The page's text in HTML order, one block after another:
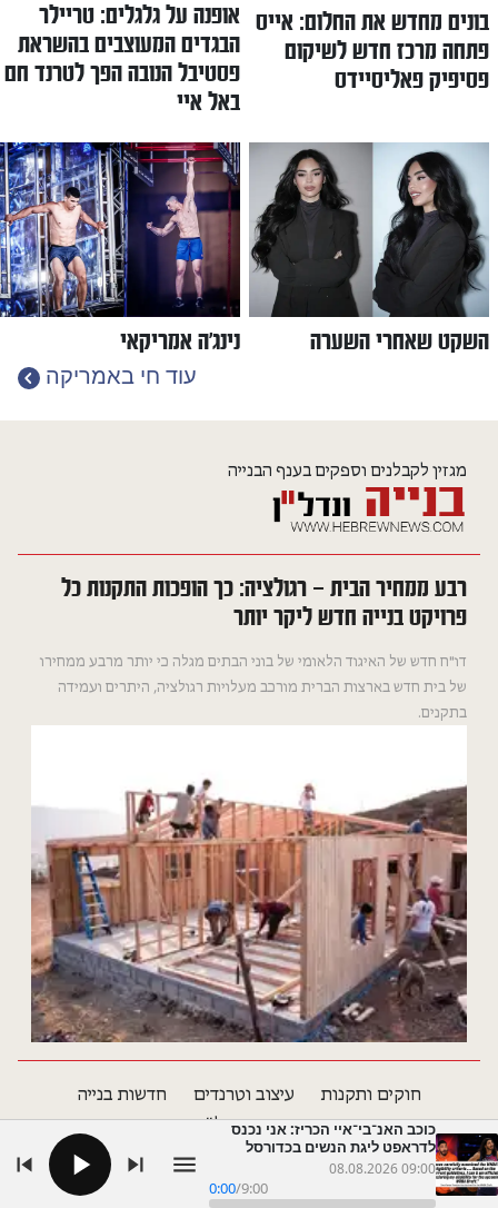
אופנה על גלגלים: טריילר
הבגדים המעוצבים בהשראת
פסטיבל הנובה הפך לטרנד חם
באל איי
בונים מחדש את החלום: אייס
פתחה מרכז חדש לשיקום
פסיפיק פאליסיידס
נינג׳ה אמריקאי השקט שאחרי השערה
עוד חי באמריקה
מגזין לקבלנים וספקים בענף הבנייה
רבע ממחיר הבית — רגולציה: כך הופכות התקנות כל
פרויקט בנייה חדש ליקר יותר
דו"ח חדש של האיגוד הלאומי של בוני הבתים מגלה כי יותר מרבע ממחירו
של בית חדש בארצות הברית מורכב מעלויות רגולציה, היתרים ועמידה
בתקנים.
חדשות בנייה עיצוב וטרנדים
חוקים ותקנות
ספקים ומוצרים
נדל"ן דרושים דרושים עוד...
כוכב האנ־בי־איי הכריז: אני נכנס
לדראפט ליגת הנשים בכדורסל
08.08.2026 09:00
0:00/9:00